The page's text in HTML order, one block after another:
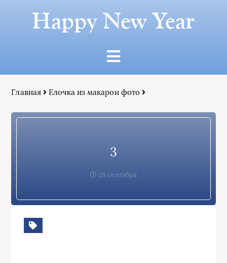
Happy New Year
Главная Елочка из макарон фото
3
29 сентября